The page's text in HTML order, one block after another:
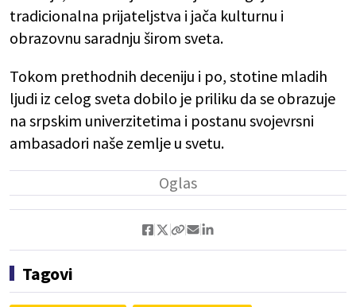
tradicionalna prijateljstva i jača kulturnu i
obrazovnu saradnju širom sveta.
Tokom prethodnih deceniju i po, stotine mladih
ljudi iz celog sveta dobilo je priliku da se obrazuje
na srpskim univerzitetima i postanu svojevrsni
ambasadori naše zemlje u svetu.
Tagovi